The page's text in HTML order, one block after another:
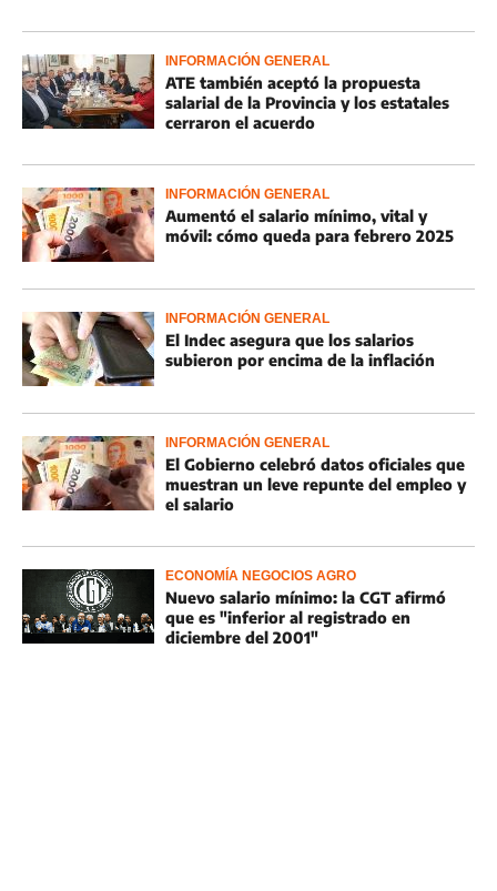
INFORMACIÓN GENERAL
ATE también aceptó la propuesta
salarial de la Provincia y los estatales
cerraron el acuerdo
INFORMACIÓN GENERAL
Aumentó el salario mínimo, vital y
móvil: cómo queda para febrero 2025
INFORMACIÓN GENERAL
El Indec asegura que los salarios
subieron por encima de la inflación
INFORMACIÓN GENERAL
El Gobierno celebró datos oficiales que
muestran un leve repunte del empleo y
el salario
ECONOMÍA NEGOCIOS AGRO
Nuevo salario mínimo: la CGT afirmó
que es "inferior al registrado en
diciembre del 2001"